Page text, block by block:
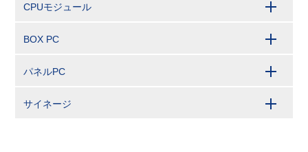
CPUモジュール
BOX PC
パネルPC
サイネージ